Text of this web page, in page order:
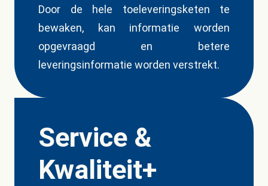
Door de hele toeleveringsketen te
bewaken, kan informatie worden
opgevraagd en betere
leveringsinformatie worden verstrekt.
Service &
Kwaliteit+